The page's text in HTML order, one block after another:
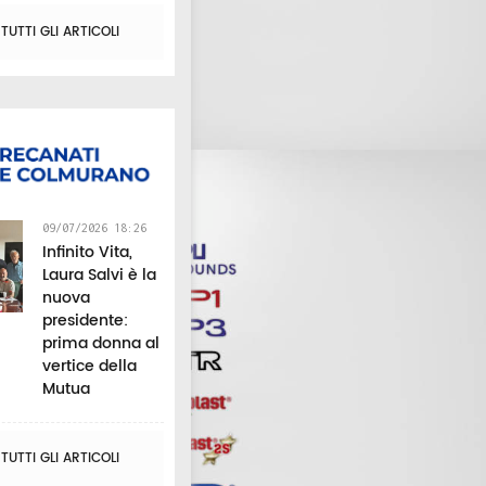
GLI ARTICOLI
09/07/2026 18:26
Infinito Vita,
Laura Salvi è la
nuova
presidente:
prima donna al
vertice della
Mutua
GLI ARTICOLI